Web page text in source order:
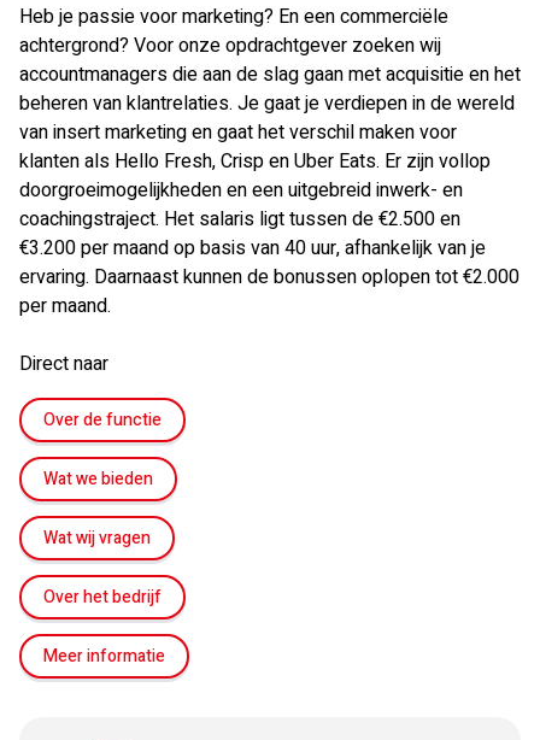
Heb je passie voor marketing? En een commerciële
achtergrond? Voor onze opdrachtgever zoeken wij
accountmanagers die aan de slag gaan met acquisitie en het
beheren van klantrelaties. Je gaat je verdiepen in de wereld
van insert marketing en gaat het verschil maken voor
klanten als Hello Fresh, Crisp en Uber Eats. Er zijn vollop
doorgroeimogelijkheden en een uitgebreid inwerk- en
coachingstraject. Het salaris ligt tussen de €2.500 en
€3.200 per maand op basis van 40 uur, afhankelijk van je
ervaring. Daarnaast kunnen de bonussen oplopen tot €2.000
per maand.
Direct naar
Over de functie
Wat we bieden
Wat wij vragen
Over het bedrijf
Meer informatie